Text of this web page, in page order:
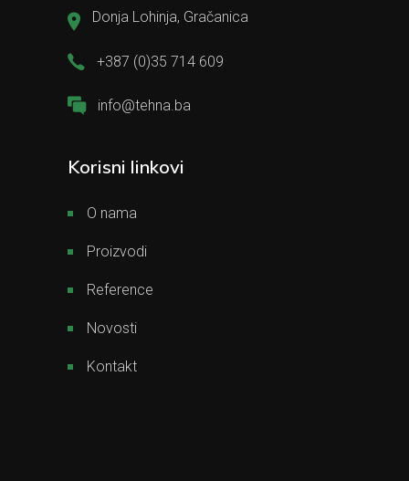
Donja Lohinja, Gračanica
+387 (0)35 714 609
info@tehna.ba
Korisni linkovi
O nama
Proizvodi
Reference
Novosti
Kontakt